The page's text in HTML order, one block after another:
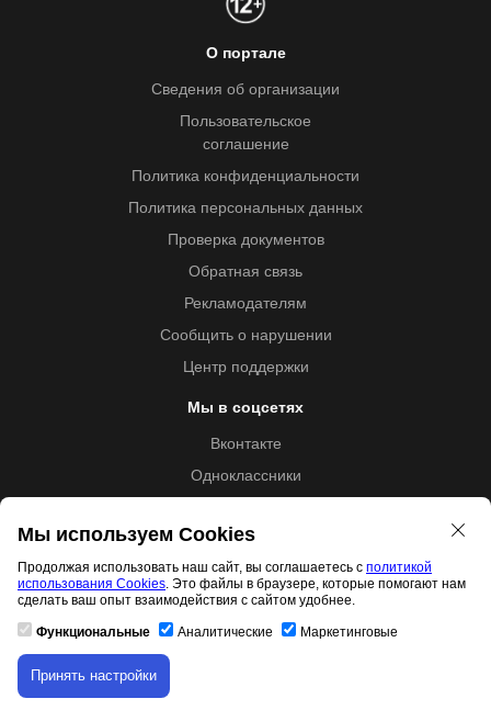
Скачивание материала доступно только для
авторизованных пользователей.
О портале
Сведения об организации
Пользовательское
соглашение
Политика конфиденциальности
Политика персональных данных
Проверка документов
Обратная связь
Рекламодателям
Сообщить о нарушении
Центр поддержки
Мы в соцсетях
Вконтакте
Одноклассники
Образовательная лицензия №5257 от 09.09.2020 (Л035-
01253-67/00192487)
Свидетельство правообладателя товарного знака 11.01.2017
Мы используем Cookies
Продолжая использовать наш сайт, вы соглашаетесь с политикой
использования Cookies. Это файлы в браузере, которые помогают нам
сделать ваш опыт взаимодействия с сайтом удобнее.
Функциональные Аналитические Маркетинговые
Принять настройки